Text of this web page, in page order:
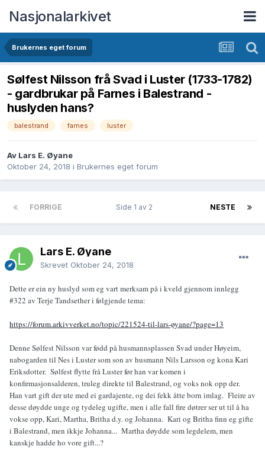
Nasjonalarkivet
Brukernes eget forum
Sølfest Nilsson frå Svad i Luster (1733-1782)
- gardbrukar på Farnes i Balestrand -
huslyden hans?
balestrand farnes luster
Av Lars E. Øyane
Oktober 24, 2018 i Brukernes eget forum
FORRIGE NESTE
Side 1 av 2
Lars E. Øyane
Skrevet Oktober 24, 2018
Dette er ein ny huslyd som eg vart merksam på i kveld gjennom innlegg
#322 av Terje Tandsether i følgjende tema:
https://forum.arkivverket.no/topic/221524-til-lars-øyane/?page=13
Denne Sølfest Nilsson var fødd på husmannsplassen Svad under Høyeim,
nabogarden til Nes i Luster som son av husmann Nils Larsson og kona Kari
Eriksdotter. Sølfest flytte frå Luster før han var komen i
konfirmasjonsalderen, truleg direkte til Balestrand, og voks nok opp der.
Han vart gift der ute med ei gardajente, og dei fekk åtte born imlag. Fleire av
desse døydde unge og tydeleg ugifte, men i alle fall fire døtrer ser ut til å ha
vokse opp, Kari, Martha, Britha d.y. og Johanna. Kari og Britha finn eg gifte
i Balestrand, men ikkje Johanna... Martha døydde som legdelem, men
kanskje hadde ho vore gift...?